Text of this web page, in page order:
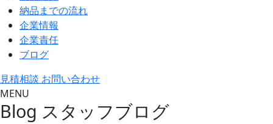
納品までの流れ
企業情報
企業責任
ブログ
見積相談 お問い合わせ
MENU
Blog スタッフブログ